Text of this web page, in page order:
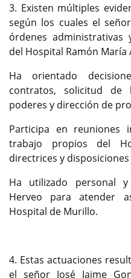
3. Existen múltiples
según los cuales el
órdenes
del Hospital Ramón María
Ha orientado
contratos, solicitud de
poderes y dirección de
Participa en reuniones
trabajo propios del
directrices y
Ha utilizado personal
Herveo para atender
Hospital de Murillo.
4. Estas actuaciones
el señor José Jaime